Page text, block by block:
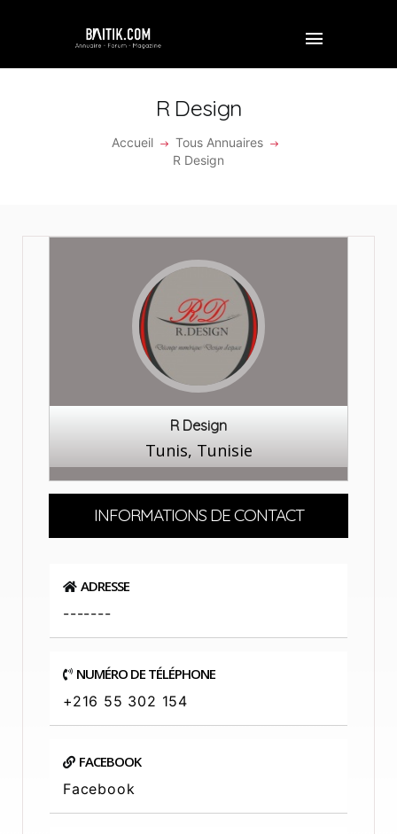
R Design
Accueil
Tous Annuaires
R Design
ENTREPRISE
REJOINDRE BAITIK
R Design
Tunis, Tunisie
INFORMATIONS DE CONTACT
ADRESSE
-------
NUMÉRO DE TÉLÉPHONE
+216 55 302 154
FACEBOOK
Facebook